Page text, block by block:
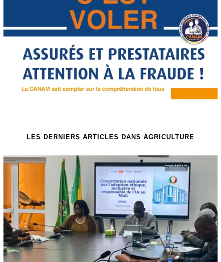
LES DERNIERS ARTICLES DANS AGRICULTURE